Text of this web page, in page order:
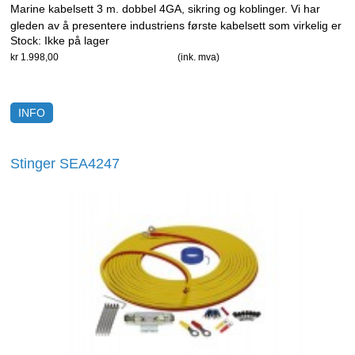
Marine kabelsett 3 m. dobbel 4GA, sikring og koblinger. Vi har
gleden av å presentere industriens første kabelsett som virkelig er
designet for marine installasjoner.
Stock: Ikke på lager
kr 1.998,00 (ink. mva)
INFO
Stinger SEA4247